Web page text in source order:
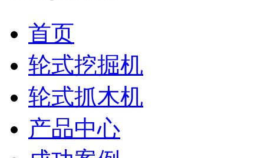
首页
轮式挖掘机
轮式抓木机
产品中心